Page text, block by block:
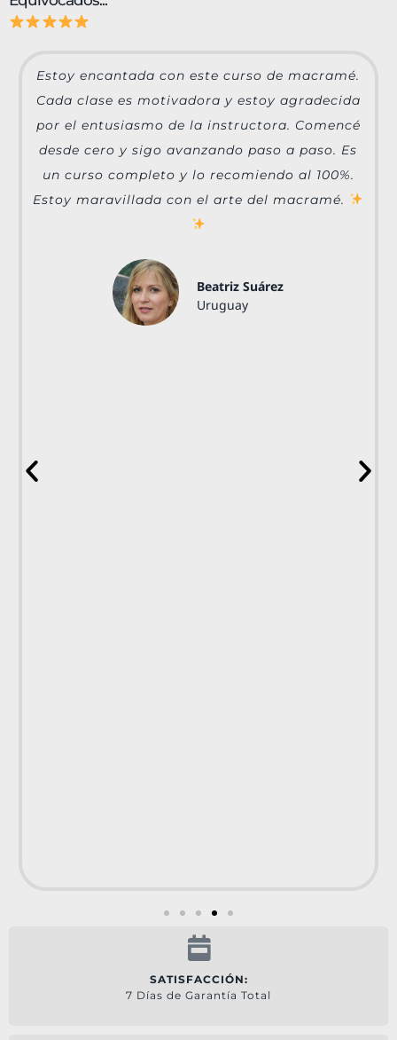
Estoy encantada con este curso de macramé.
Cada clase es motivadora y estoy agradecida
por el entusiasmo de la instructora. Comencé
desde cero y sigo avanzando paso a paso. Es
un curso completo y lo recomiendo al 100%.
Estoy maravillada con el arte del macramé.
Beatriz Suárez
Uruguay
SATISFACCIÓN:
7 Días de Garantía Total